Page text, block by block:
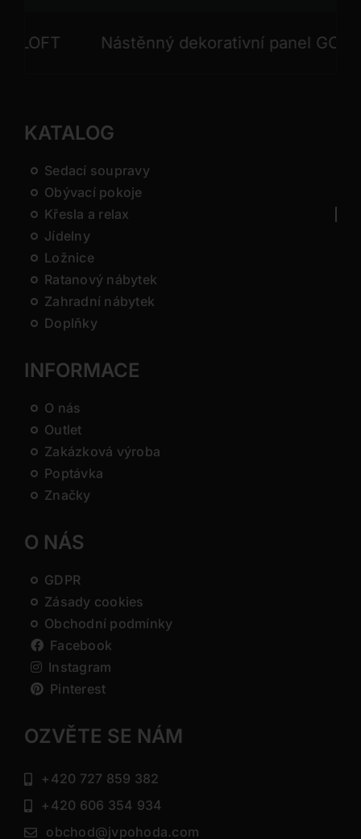
Nástěnný dekorativní panel GONG
KATALOG
Sedací soupravy
Obývací pokoje
Křesla a relax
Jídelny
Ložnice
Ratanový nábytek
Zahradní nábytek
Doplňky
INFORMACE
O nás
Outlet
Zakázková výroba
Poptávka
Značky
O NÁS
GDPR
Zásady cookies
Obchodní podmínky
Facebook
Instagram
Pinterest
OZVĚTE SE NÁM
+420 727 859 382
+420 606 354 934
obchod@jvpohoda.com